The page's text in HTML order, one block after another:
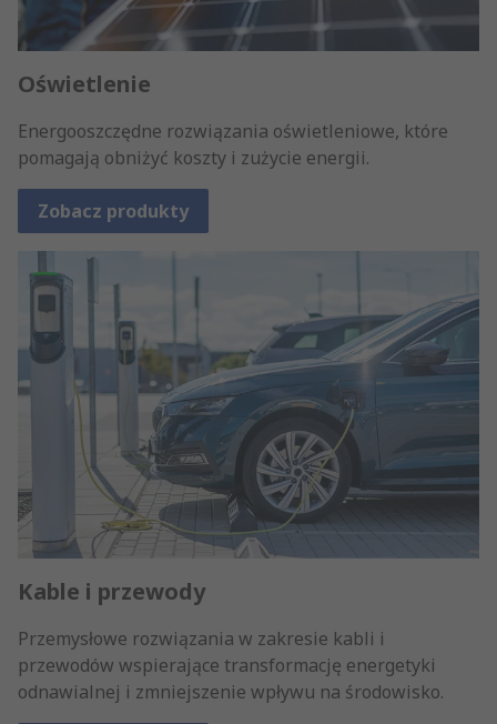
Oświetlenie
Energooszczędne rozwiązania oświetleniowe, które
pomagają obniżyć koszty i zużycie energii.
Zobacz produkty
Kable i przewody
Przemysłowe rozwiązania w zakresie kabli i
przewodów wspierające transformację energetyki
odnawialnej i zmniejszenie wpływu na środowisko.